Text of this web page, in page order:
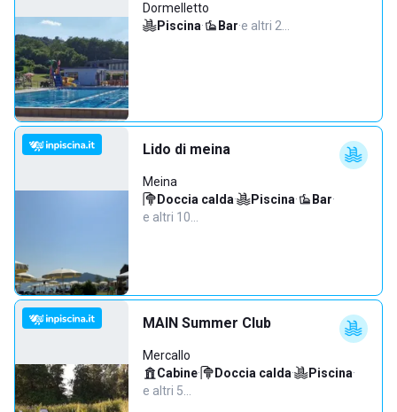
Dormelletto
Piscina· Bar·e altri 2…
Lido di meina
Meina
Doccia calda· Piscina· Bar·
e altri 10…
MAIN Summer Club
Mercallo
Cabine· Doccia calda· Piscina·
e altri 5…